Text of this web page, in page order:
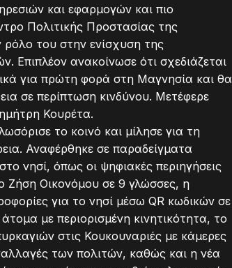
και εφαρμογών και πιο
Πολιτικής Προστασίας της
ρόλο του στην ενίσχυση της
Επιπλέον ανακοίνωσε ότι σχεδιάζεται
για πρώτη φορά στη Μαγνησία και θα
σε περίπτωση κινδύνου. Μετέφερε
Κουρέτα.
το κοινό και μίλησε για τη
Αναφέρθηκε σε παραδείγματα
νησί, όπως οι ψηφιακές περιηγήσεις
Ζήση Οικονόμου σε 9 γλώσσες, η
για το νησί μέσω QR κωδικών σε
με περιορισμένη κινητικότητα, το
στις Κουκουναριές με κάμερες
των πολιτών, καθώς και η νέα